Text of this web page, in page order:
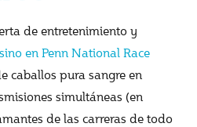
de entretenimiento y
en Penn National Race
caballos pura sangre en
simultáneas (en
de las carreras de todo